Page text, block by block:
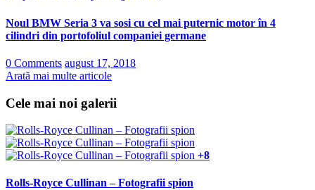
Noul BMW Seria 3 va sosi cu cel mai puternic motor în 4
cilindri din portofoliul companiei germane
0 Comments august 17, 2018
Arată mai multe articole
Cele mai noi galerii
+8
Rolls-Royce Cullinan – Fotografii spion